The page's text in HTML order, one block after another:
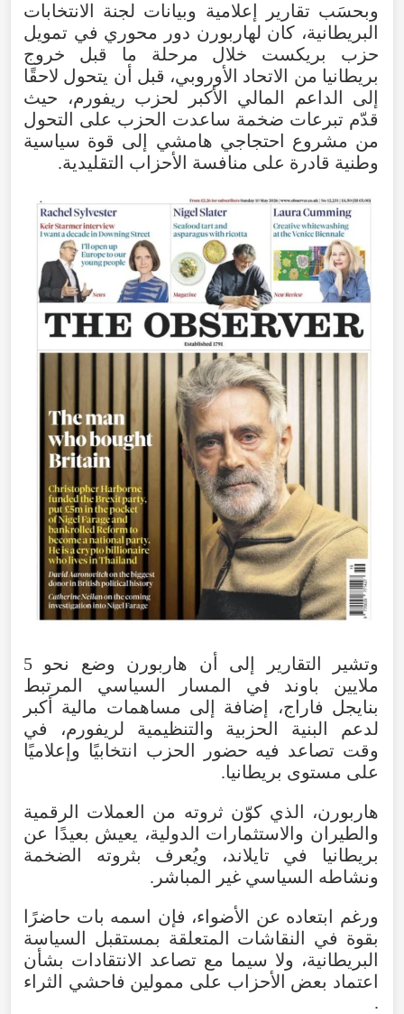
وبحسَب تقارير إعلامية وبيانات لجنة الانتخابات
البريطانية، كان لهاربورن دور محوري في تمويل
حزب
بريكست خلال مرحلة ما قبل
خروج
بريطانيا من الاتحاد الأوروبي، قبل أن يتحول لاحقًا
إلى
الداعم المالي الأكبر لحزب ريفورم، حيث
قدّم تبرعات ضخمة ساعدت الحزب على
التحول
من مشروع احتجاجي هامشي إلى قوة سياسية
وطنية قادرة على منافسة الأحزاب التقليدية.
وتشير التقارير إلى أن هاربورن وضع نحو
ملايين
باوند في المسار السياسي
المرتبط
بنايجل فاراج، إضافة إلى مساهمات مالية
أكبر
لدعم
البنية الحزبية والتنظيمية لريفورم، في
وقت تصاعد فيه حضور الحزب انتخابيًا وإعلاميًا
على مستوى بريطانيا.
هاربورن، الذي كوّن ثروته من العملات
الرقمية
والطيران والاستثمارات الدولية، يعيش بعيدًا
عن
بريطانيا
في تايلاند، ويُعرف بثروته
الضخمة
ونشاطه السياسي غير المباشر .
ورغم
ابتعاده عن الأضواء، فإن اسمه بات حاضرًا
بقوة في النقاشات المتعلقة بمستقبل
السياسة
البريطانية، ولا سيما مع تصاعد الانتقادات بشأن
اعتماد بعض الأحزاب على ممولين فاحشي
الثراء
.